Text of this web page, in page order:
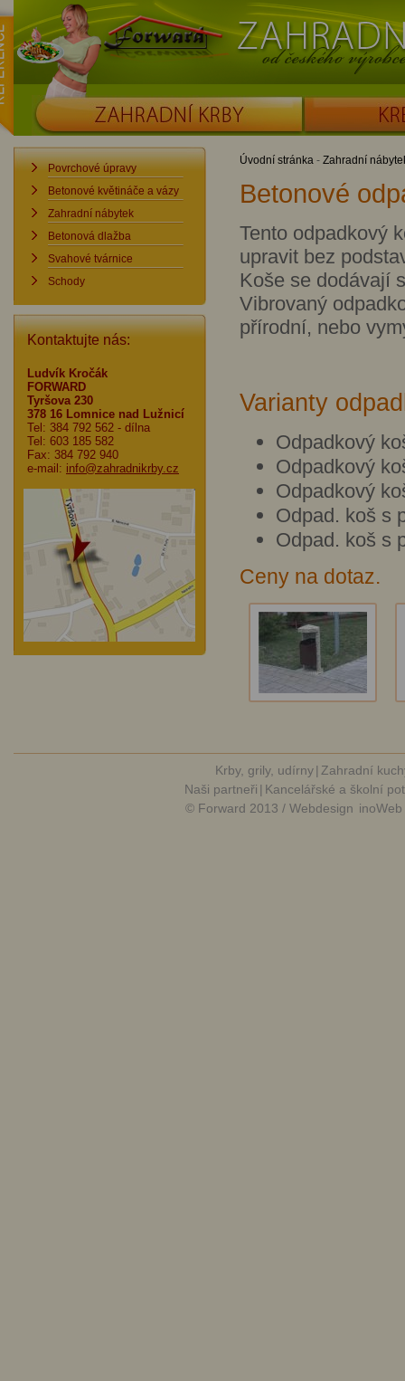
Forward Zahradní krby od
ZAHRADNÍ KRBY KRBOUDÍRNY
Povrchové úpravy
Betonové květináče a vázy
Zahradní nábytek
Betonová dlažba
Svahové tvárnice
Schody
Kontaktujte nás:
Ludvík Kročák
FORWARD
Tyršova 230
378 16 Lomnice nad Lužnicí
Tel: 384 792 562 - dílna
Tel: 603 185 582
Fax: 384 792 940
e-mail: info@zahradnikrby.cz
Úvodní stránka - Zahradní
Betonové
Tento odpadkový
upravit bez
Koše se dodávají
Vibrovaný
přírodní, nebo
Varianty
Odpadkový
Odpadkový
Odpadkový
Odpad. koš s
Odpad. koš s
Ceny na dotaz.
Krby, grily, udírny | Zahradní
Naši partneři | Kancelářské a školní
© Forward 2013 / Webdesign inoWeb